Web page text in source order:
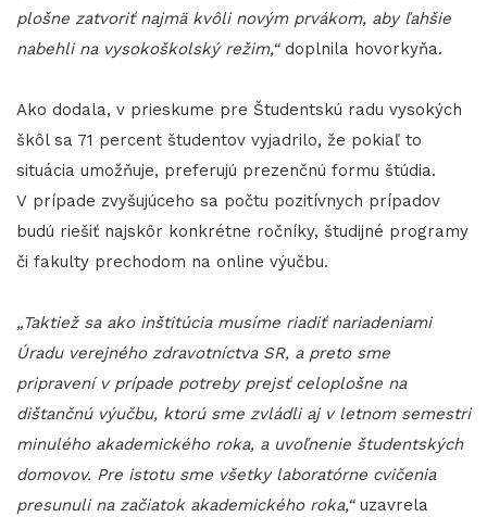
plošne zatvoriť najmä kvôli novým prvákom, aby ľahšie
nabehli na vysokoškolský režim,“doplnila hovorkyňa.
Ako dodala, v prieskume pre Študentskú radu vysokých
škôl sa 71 percent študentov vyjadrilo, že pokiaľ to
situácia umožňuje, preferujú prezenčnú formu štúdia.
V prípade zvyšujúceho sa počtu pozitívnych prípadov
budú riešiť najskôr konkrétne ročníky, študijné programy
či fakulty prechodom na online výučbu.
„Taktiež sa ako inštitúcia musíme riadiť nariadeniami
Úradu verejného zdravotníctva SR, a preto sme
pripravení v prípade potreby prejsť celoplošne na
dištančnú výučbu, ktorú sme zvládli aj v letnom semestri
minulého akademického roka, a uvoľnenie študentských
domovov. Pre istotu sme všetky laboratórne cvičenia
presunuli na začiatok akademického roka,“ uzavrela